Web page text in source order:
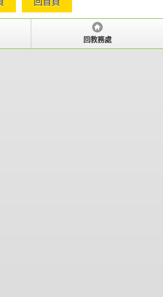
回教務處